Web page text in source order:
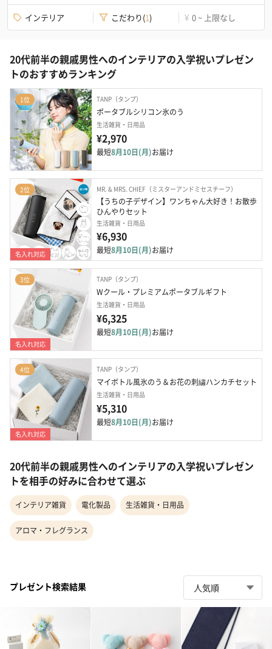
インテリア こだわり(1) ¥ 0 ~ 上限なし
20代前半の親戚男性へのインテリアの入学祝いプレゼン
トのおすすめランキング
1位 TANP（タンプ）
ポータブルシリコン氷のう
生活雑貨・日用品
¥2,970
最短8月10日(月)お届け
2位
名入れ対応
MR. & MRS. CHIEF（ミスターアンドミセスチーフ）
【うちの子デザイン】ワンちゃん大好き！お散歩
ひんやりセット
生活雑貨・日用品
¥6,930
最短8月10日(月)お届け
3位
名入れ対応
TANP（タンプ）
Wクール・プレミアムポータブルギフト
生活雑貨・日用品
¥6,325
最短8月10日(月)お届け
4位
名入れ対応
TANP（タンプ）
マイボトル風氷のう＆お花の刺繍ハンカチセット
生活雑貨・日用品
¥5,310
最短8月10日(月)お届け
20代前半の親戚男性へのインテリアの入学祝いプレゼン
トを相手の好みに合わせて選ぶ
インテリア雑貨 電化製品 生活雑貨・日用品
アロマ・フレグランス
プレゼント検索結果